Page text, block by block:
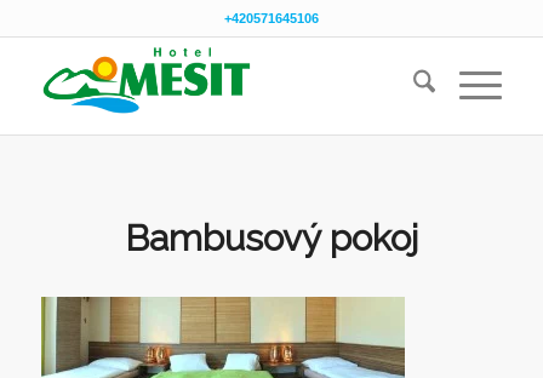
+420571645106
Bambusový pokoj